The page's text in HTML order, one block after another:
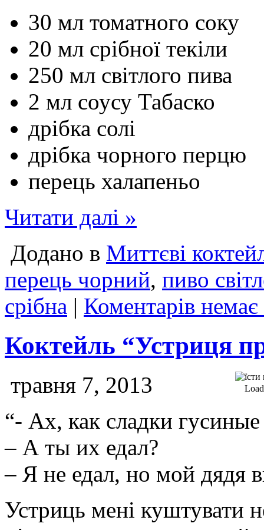
30 мл томатного соку
20 мл срібної текіли
250 мл світлого пива
2 мл соусу Табаско
дрібка солі
дрібка чорного перцю
перець халапеньо
Читати далі »
Додано в Миттєві
перець чорний, пиво
срібна | Коментарів немає
Коктейль “Устриця
травня 7, 2013
“- Ах, как сладки
– А ты их едал?
– Я не едал, но мой дядя
Устриць мені куштувати